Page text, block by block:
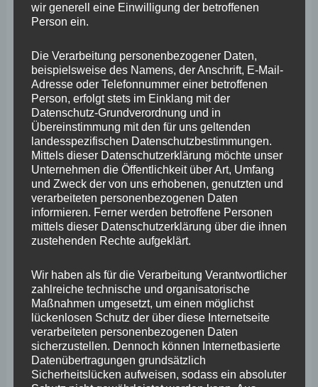
Mai 2025
März 2025
Februar 2025
Januar 2025
Dezember 2024
November 2024
Oktober 2024
September 2024
August 2024
Juli 2024
Juni 2024
Mai 2024
April 2024
März 2024
wir generell eine Einwilligung der betroffenen
Person ein.
Die Verarbeitung personenbezogener Daten,
beispielsweise des Namens, der Anschrift, E-Mail-
Adresse oder Telefonnummer einer betroffenen
Person, erfolgt stets im Einklang mit der
Datenschutz-Grundverordnung und in
Übereinstimmung mit den für uns geltenden
landesspezifischen Datenschutzbestimmungen.
Mittels dieser Datenschutzerklärung möchte unser
Unternehmen die Öffentlichkeit über Art, Umfang
und Zweck der von uns erhobenen, genutzten und
verarbeiteten personenbezogenen Daten
informieren. Ferner werden betroffene Personen
mittels dieser Datenschutzerklärung über die ihnen
zustehenden Rechte aufgeklärt.
Wir haben als für die Verarbeitung Verantwortlicher
zahlreiche technische und organisatorische
Maßnahmen umgesetzt, um einen möglichst
lückenlosen Schutz der über diese Internetseite
verarbeiteten personenbezogenen Daten
sicherzustellen. Dennoch können Internetbasierte
Datenübertragungen grundsätzlich
Sicherheitslücken aufweisen, sodass ein absoluter